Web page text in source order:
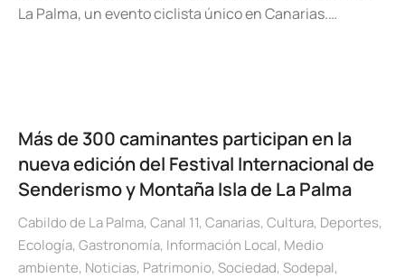
La Palma, un evento ciclista único en Canarias.…
Más de 300 caminantes participan en la
nueva edición del Festival Internacional de
Senderismo y Montaña Isla de La Palma
Cabildo de La Palma, Canal 11, Canarias, Cultura, Deportes,
Ecología, Gastronomía, Información Local, Medio
ambiente, Noticias, Patrimonio, Sociedad, Sodepal,